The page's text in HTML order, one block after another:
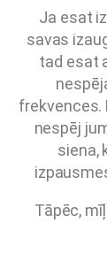
Ja esat
savas
tad esat
frekvences.
nespēj
siena,
Tāpēc,